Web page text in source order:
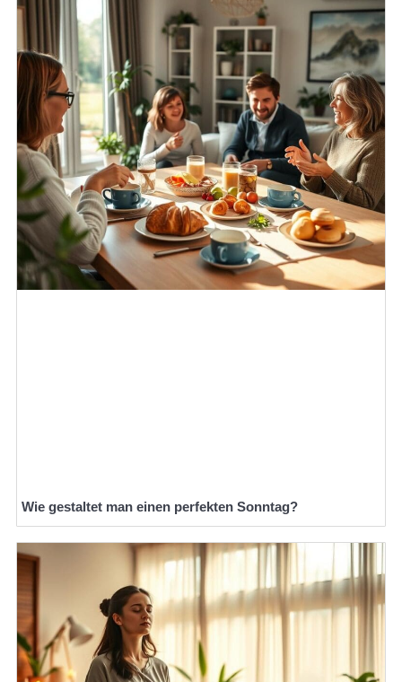
Wie gestaltet man einen perfekten Sonntag?